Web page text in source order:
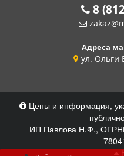
8
Адреса
ул. Ольги
Цены и информация,
ИП Павлова Н.Ф.,